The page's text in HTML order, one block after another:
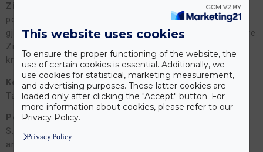
Zirkonium kronor
har metallkronornas styrka men
porslinskronans goda estetiska egenskaper. Kärnan är
gjord av Zirkoniumoxid och täckt med porslin. Tack vare
Zirkoniumoxidens styrka är detta material lämpligt för
kronor på tuggtänderna samt broar.
Kosmetisk / estetisk tandvårdersätts inte av
Tandvårdsförsäkringen.
Porslinsinläggär också exempel på estetisk tandvård.
S.k. inlay eller onlay kan ersätta gamla
amalgamfyllningar. Fina porslinsinlägg i materialet IPS
This website uses cookies
To ensure the proper functioning of the website, the
use of certain cookies is essential. Additionally, we
use cookies for statistical, marketing measurement,
and advertising purposes. These latter cookies are
loaded only after clicking the "Accept" button. For
more information about cookies, please refer to our
Privacy Policy.
Privacy Policy